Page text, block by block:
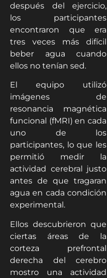
después del ejercicio,
los participantes
encontraron que era
tres veces más difícil
beber agua cuando
ellos no tenían sed.
El equipo utilizó
imágenes de
resonancia magnética
funcional (fMRI) en cada
uno de los
participantes, lo que les
permitió medir la
actividad cerebral justo
antes de que tragaran
agua en cada condición
experimental.
Ellos descubrieron que
ciertas áreas de la
corteza prefrontal
derecha del cerebro
mostro una actividad